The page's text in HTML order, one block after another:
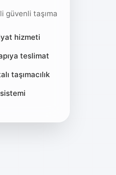
güvenli taşıma
hizmeti
teslimat
taşımacılık